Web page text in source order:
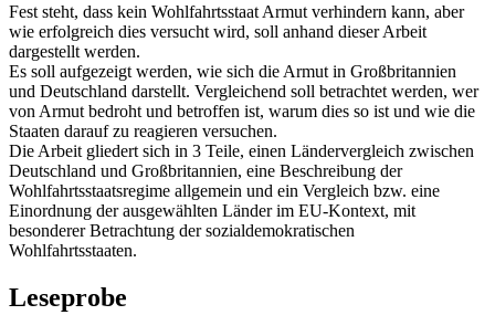
Fest steht, dass kein Wohlfahrtsstaat Armut verhindern kann, aber
wie erfolgreich dies versucht wird, soll anhand dieser Arbeit
dargestellt werden.
Es soll aufgezeigt werden, wie sich die Armut in Großbritannien
und Deutschland darstellt. Vergleichend soll betrachtet werden, wer
von Armut bedroht und betroffen ist, warum dies so ist und wie die
Staaten darauf zu reagieren versuchen.
Die Arbeit gliedert sich in 3 Teile, einen Ländervergleich zwischen
Deutschland und Großbritannien, eine Beschreibung der
Wohlfahrtsstaatsregime allgemein und ein Vergleich bzw. eine
Einordnung der ausgewählten Länder im EU-Kontext, mit
besonderer Betrachtung der sozialdemokratischen
Wohlfahrtsstaaten.
Leseprobe